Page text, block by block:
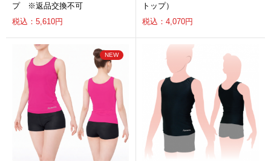
プ ※返品交換不可
税込：5,610円
トップ）
税込：4,070円